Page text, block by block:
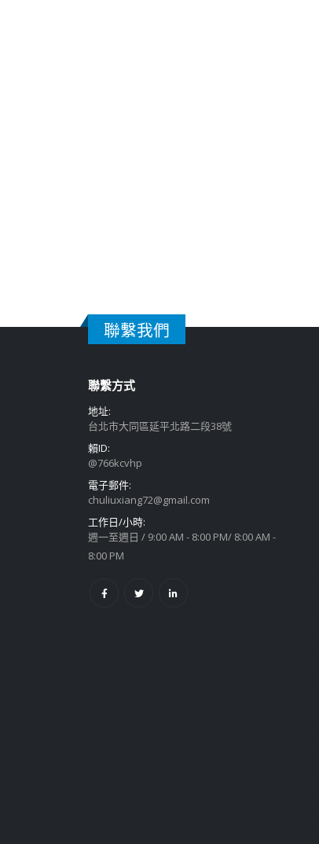
聯繫我們
聯繫方式
地址:
台北市大同區延平北路二段38號
賴ID:
@766kcvhp
電子郵件:
chuliuxiang72@gmail.com
工作日/小時:
週一至週日 / 9:00 AM - 8:00 PM/ 8:00 AM -
8:00 PM